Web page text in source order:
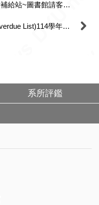
上一則：〈推廣活動〉期末考補給站~圖書館請客喝咖啡~
下一則：(End-of-Semester Overdue List)114學年度第二學期期末借閱資料逾期清單
系所評鑑